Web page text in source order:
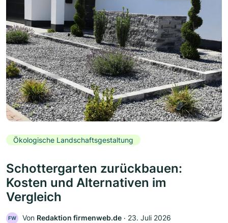
Ökologische Landschaftsgestaltung
Schottergarten zurückbauen:
Kosten und Alternativen im
Vergleich
FW Von Redaktion firmenweb.de ‧ 23. Juli 2026